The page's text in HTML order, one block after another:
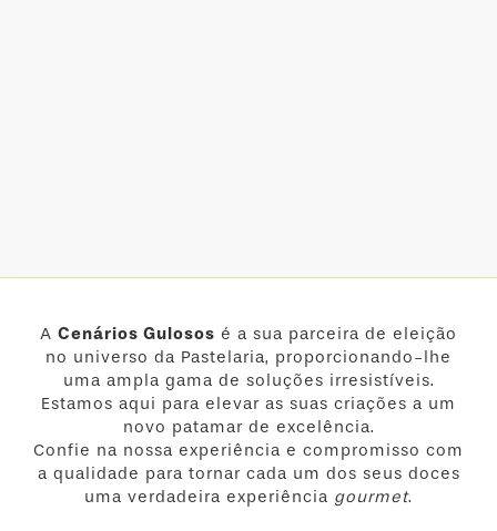
A Cenários Gulosos é a sua parceira de eleição
no universo da Pastelaria, proporcionando-lhe
uma ampla gama de soluções irresistíveis.
Estamos aqui para elevar as suas criações a um
novo patamar de excelência.
Confie na nossa experiência e compromisso com
a qualidade para tornar cada um dos seus doces
uma verdadeira experiência gourmet.